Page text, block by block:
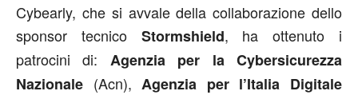
Cybearly, che si avvale della collaborazione dello
sponsor tecnico Stormshield, ha ottenuto i
patrocini di: Agenzia per la Cybersicurezza
Nazionale (Acn), Agenzia per l’Italia Digitale